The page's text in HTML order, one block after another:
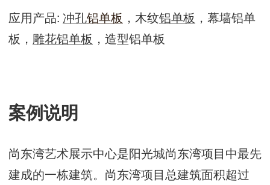
应用产品: 冲孔铝单板 ，木纹铝单板 ，幕墙铝单
板， 雕花铝单板 ，造型铝单板
案例说明
尚东湾艺术展示中心是阳光城尚东湾项目中最先
建成的一栋建筑。尚东湾项目总建筑面积超过